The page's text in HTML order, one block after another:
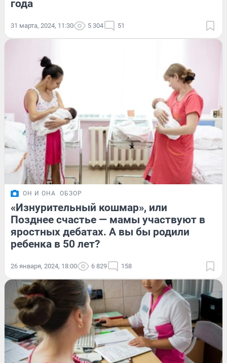
года
31 марта, 2024, 11:30 5 304 51
ОН И ОНА ОБЗОР
«Изнурительный кошмар», или
Позднее счастье — мамы участвуют в
яростных дебатах. А вы бы родили
ребенка в 50 лет?
26 января, 2024, 18:00 6 829 158